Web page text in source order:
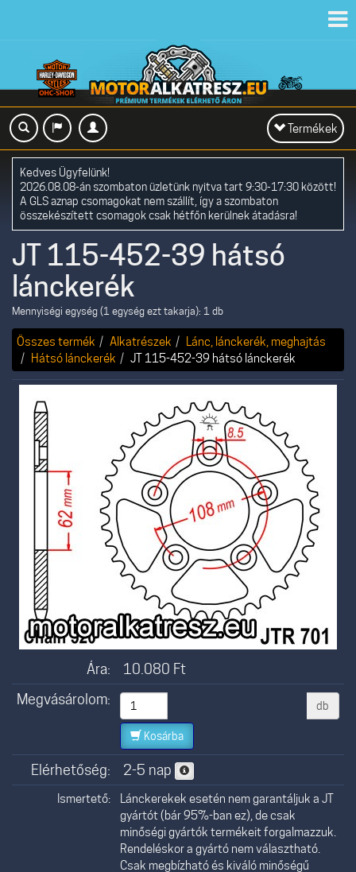
Toggle
navigation
Termékek
Kedves Ügyfelünk!
2026.08.08-án szombaton üzletünk nyitva tart 9:30-17:30 között!
A GLS aznap csomagokat nem szállít, így a szombaton
összekészített csomagok csak hétfőn kerülnek átadásra!
JT 115-452-39 hátsó
lánckerék
Mennyiségi egység (1 egység ezt takarja): 1 db
Összes termék Alkatrészek
Lánc, lánckerék, meghajtás
Hátsó lánckerék
JT 115-452-39 hátsó lánckerék
Ára: 10.080 Ft
Megvásárolom:
db
Kosárba
Elérhetőség: 2-5 nap
Ismertető:
Lánckerekek esetén nem garantáljuk a JT
gyártót (bár 95%-ban ez), de csak
minőségi gyártók termékeit forgalmazzuk.
Rendeléskor a gyártó nem választható.
Csak megbízható és kiváló minőségű